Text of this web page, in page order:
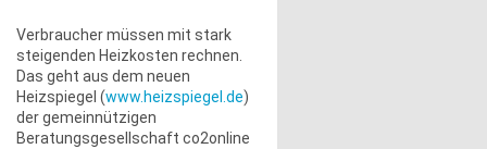
Verbraucher müssen mit stark
steigenden Heizkosten rechnen.
Das geht aus dem neuen
Heizspiegel (www.heizspiegel.de)
der gemeinnützigen
Beratungsgesellschaft co2online